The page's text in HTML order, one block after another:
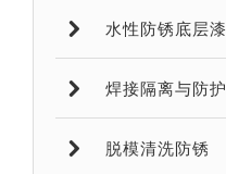
水性防锈底层漆
焊接隔离与防护
脱模清洗防锈